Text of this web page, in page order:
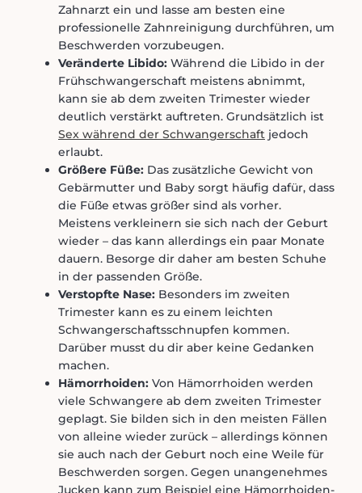
Zahnarzt ein und lasse am besten eine
professionelle Zahnreinigung durchführen, um
Beschwerden vorzubeugen.
Veränderte Libido: Während die Libido in der
Frühschwangerschaft meistens abnimmt,
kann sie ab dem zweiten Trimester wieder
deutlich verstärkt auftreten. Grundsätzlich ist
Sex während der Schwangerschaft jedoch
erlaubt.
Größere Füße: Das zusätzliche Gewicht von
Gebärmutter und Baby sorgt häufig dafür, dass
die Füße etwas größer sind als vorher.
Meistens verkleinern sie sich nach der Geburt
wieder – das kann allerdings ein paar Monate
dauern. Besorge dir daher am besten Schuhe
in der passenden Größe.
Verstopfte Nase: Besonders im zweiten
Trimester kann es zu einem leichten
Schwangerschaftsschnupfen kommen.
Darüber musst du dir aber keine Gedanken
machen.
Hämorrhoiden: Von Hämorrhoiden werden
viele Schwangere ab dem zweiten Trimester
geplagt. Sie bilden sich in den meisten Fällen
von alleine wieder zurück – allerdings können
sie auch nach der Geburt noch eine Weile für
Beschwerden sorgen. Gegen unangenehmes
Jucken kann zum Beispiel eine Hämorrhoiden-